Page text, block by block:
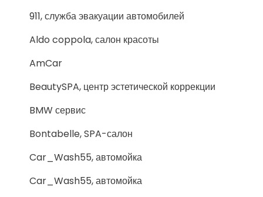
911, служба эвакуации автомобилей
Aldo coppola, салон красоты
AmCar
BeautySPA, центр эстетической коррекции
BMW сервис
Bontabelle, SPA-салон
Car_Wash55, автомойка
Car_Wash55, автомойка